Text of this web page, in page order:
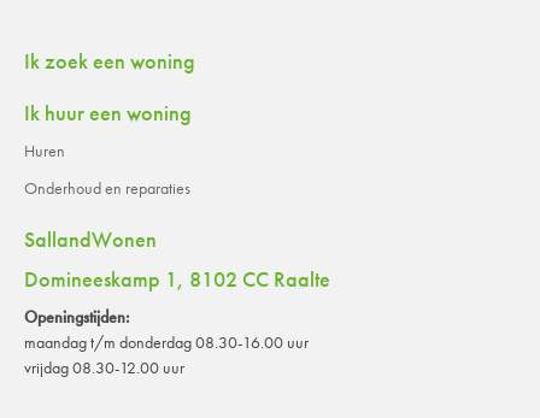
Contactinformatie
Ik zoek een woning
Ik huur een woning
Huren
Onderhoud en reparaties
SallandWonen
Domineeskamp 1, 8102 CC Raalte
Openingstijden:
maandag t/m donderdag 08.30-16.00 uur
vrijdag 08.30-12.00 uur